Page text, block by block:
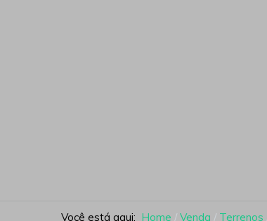
Você está aqui: Home Venda Terrenos